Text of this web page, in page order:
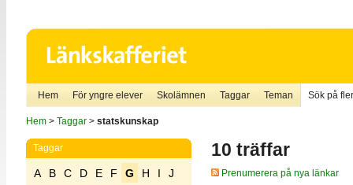
Hem För yngre elever Skolämnen Taggar Teman Sök på
Hem> Taggar> statskunskap
Taggar
A B C D E F G H I
J
10 träffar
Prenumerera på nya länkar